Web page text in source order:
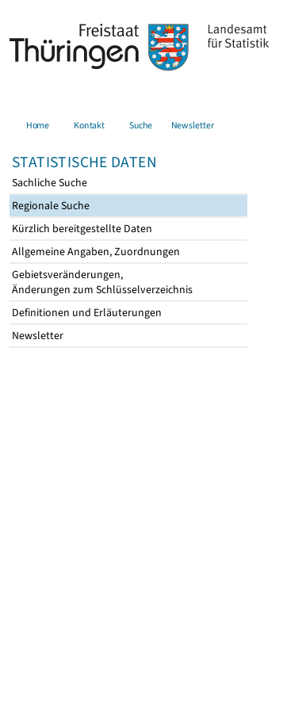
Home Kontakt Suche Newsletter
STATISTISCHE DATEN
Sachliche Suche
Regionale Suche
Kürzlich bereitgestellte Daten
Allgemeine Angaben, Zuordnungen
Gebietsveränderungen,
Änderungen zum Schlüsselverzeichnis
Definitionen und Erläuterungen
Newsletter